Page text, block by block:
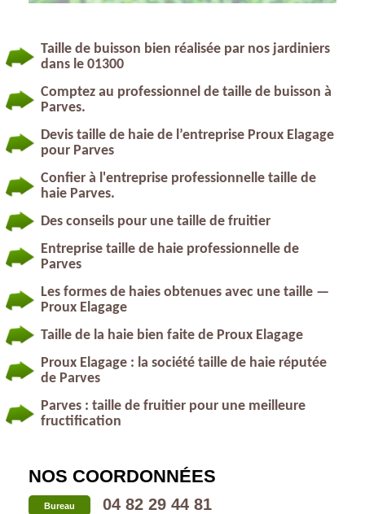
Taille de buisson bien réalisée par nos jardiniers
dans le 01300
Comptez au professionnel de taille de buisson à
Parves.
Devis taille de haie de l’entreprise Proux Elagage
pour Parves
Confier à l'entreprise professionnelle taille de
haie Parves.
Des conseils pour une taille de fruitier
Entreprise taille de haie professionnelle de
Parves
Les formes de haies obtenues avec une taille —
Proux Elagage
Taille de la haie bien faite de Proux Elagage
Proux Elagage : la société taille de haie réputée
de Parves
Parves : taille de fruitier pour une meilleure
fructification
NOS COORDONNÉES
Bureau 04 82 29 44 81